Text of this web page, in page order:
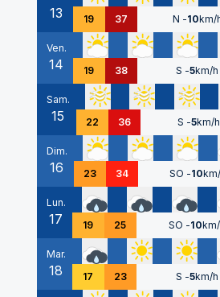
13 19 37 N -10km/
Ven.
14 19 38 S -5km/h
Sam.
15 22 36 S -5km/h
Dim.
16 23 34 SO -10
Lun.
17 19 25 SO -10
Mar.
18 17 23 S -5km/h